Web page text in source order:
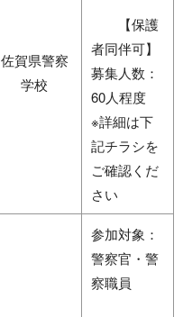
佐賀県警察
学校
【保護
者同伴可】
募集人数：
60人程度
※詳細は下
記チラシを
ご確認くだ
さい
参加対象：
警察官・警
察職員